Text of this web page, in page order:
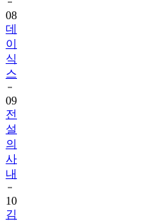
08
데
이
식
스
09
전
설
의
사
내
10
김